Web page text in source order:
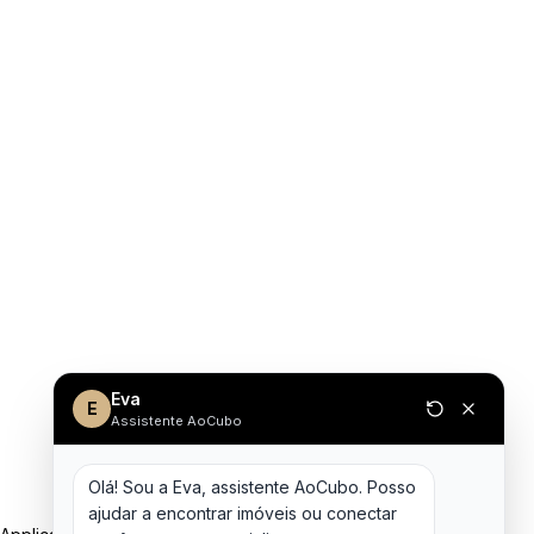
E Eva
Assistente AoCubo
Olá! Sou a Eva, assistente AoCubo. Posso
ajudar a encontrar imóveis ou conectar